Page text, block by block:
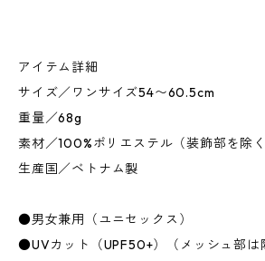
アイテム詳細
サイズ／ワンサイズ54〜60.5cm
重量／68g
素材／100%ポリエステル（装飾部を除く
生産国／ベトナム製
●男女兼用（ユニセックス）
●UVカット（UPF50+）（メッシュ部は